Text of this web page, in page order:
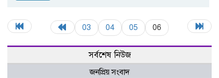
03 04 05 06
সর্বশেষ নিউজ
জনপ্রিয় সংবাদ